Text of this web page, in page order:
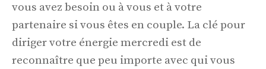
vous avez besoin ou à vous et à votre
partenaire si vous êtes en couple. La clé pour
diriger votre énergie mercredi est de
reconnaître que peu importe avec qui vous